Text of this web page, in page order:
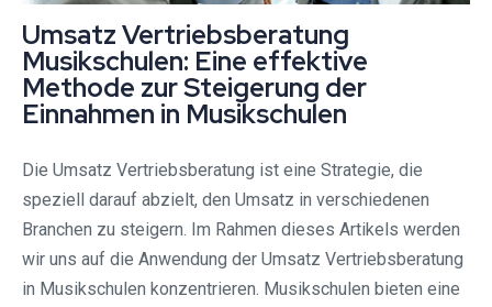
Umsatz Vertriebsberatung
Musikschulen: Eine effektive
Methode zur Steigerung der
Einnahmen in Musikschulen
Die Umsatz Vertriebsberatung ist eine Strategie, die
speziell darauf abzielt, den Umsatz in verschiedenen
Branchen zu steigern. Im Rahmen dieses Artikels werden
wir uns auf die Anwendung der Umsatz Vertriebsberatung
in Musikschulen konzentrieren. Musikschulen bieten eine